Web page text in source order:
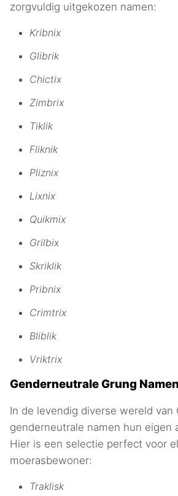
zorgvuldig uitgekozen namen:
Kribnix
Glibrik
Chictix
Zimbrix
Tiklik
Fliknik
Pliznix
Lixnix
Quikmix
Grilbix
Skriklik
Pribnix
Crimtrix
Bliblik
Vriktrix
Genderneutrale Grung Namen
In de levendig diverse wereld van
genderneutrale namen hun eigen
Hier is een selectie perfect voor
moerasbewoner:
Traklisk